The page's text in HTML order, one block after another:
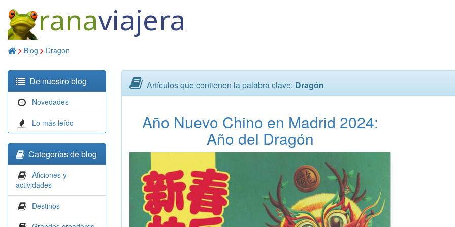
ranaviajera
Blog Dragon
De nuestro blog
Novedades
Lo más leído
Categorías de blog
Aficiones y
actividades
Destinos
Artículos que contienen la palabra clave: Dragón
Año Nuevo Chino en Madrid 2024:
Año del Dragón